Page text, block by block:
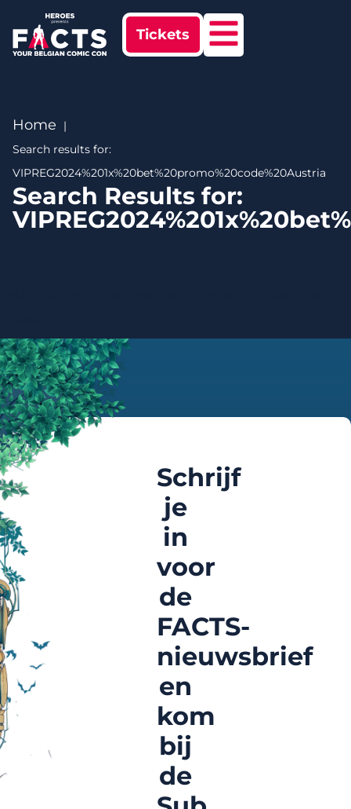
Tickets
Home
Search results for:
VIPREG2024%201x%20bet%20promo%20code%20Austria
Search Results for:
Schrijf
je
in
voor
de
FACTS-
nieuwsbrief
en
kom
bij
de